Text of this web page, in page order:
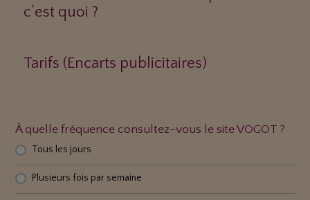
c’est quoi ?
Tarifs (Encarts publicitaires)
À quelle fréquence consultez-vous le site VOGOT ?
Tous les jours
Plusieurs fois par semaine